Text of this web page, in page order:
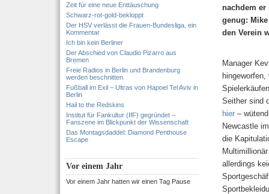
Zeit für eine neue Enttäuschung
Schwarz-rot-gold-bekloppt
Der HSV verlässt die Frauen-Bundesliga, ein
Kommentar
Ich bin kein Berliner
Der Abschied von Claudio Pizarro aus
Bremen
Freie Radios in Berlin und Brandenburg
werden beschnitten
Fußball im Exil – Ultras von Hapoel Tel Aviv in
Berlin
Hail to the Redskins
Institut für Fankultur (IfF) gegründet –
Fanszene im Blickpunkt der Wissenschaft
Das Montagsdaddel: Diamond Penthouse
Escape
Vor einem Jahr
Vor einem Jahr hatten wir einen Tag Pause
nachdem er
genug:
den Verein
Manager
Seither sind
hier –
Newcastle
die
allerdings